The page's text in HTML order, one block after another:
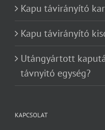
Kapu távirányító
Kapu távirányító
Utángyártott
távnyitó egység?
KAPCSOLAT